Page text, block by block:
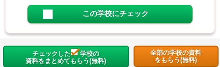
この学校にチェック
チェックした
学校の
資料をまとめてもらう(無料)
全部の学校の資料
をもらう(無料)